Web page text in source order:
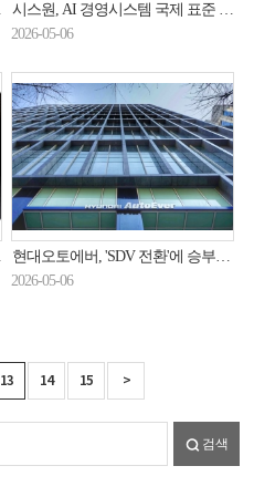
시스원, AI 경영시스템 국제 표준 ISO42001 인증 취득
2026-05-06
현대오토에버, 'SDV 전환'에 승부수 띄운다
2026-05-06
13 14 15 >
검색